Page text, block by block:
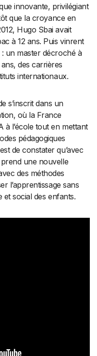
innovante, privilégiant
que la croyance en
Hugo Sbai avait
à 12 ans. Puis vinrent
: un master décroché à
des carrières
internationaux.
s’inscrit dans un
où la France
à l’école tout en mettant
pédagogiques
de constater qu’avec
une nouvelle
des méthodes
l’apprentissage sans
et social des enfants.